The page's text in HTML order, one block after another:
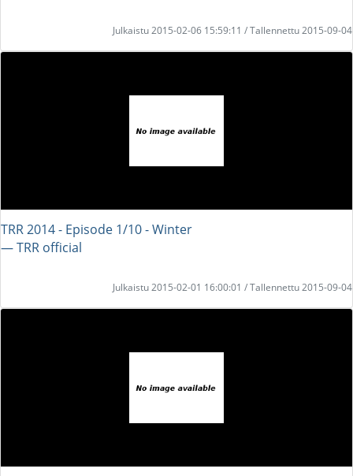
Julkaistu 2015-02-06 15:59:11 / Tallennettu 2015-09-04
TRR 2014 - Episode 1/10 - Winter
― TRR official
Julkaistu 2015-02-01 16:00:01 / Tallennettu 2015-09-04